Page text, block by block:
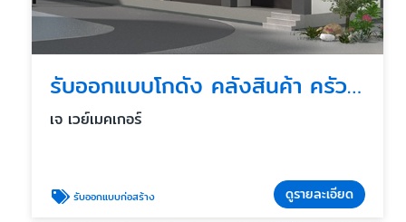
รับออกแบบโกดัง คลังสินค้า ครัวกลาง
เจ เวย์เมคเกอร์
รับออกแบบก่อสร้าง ดูรายละเอียด